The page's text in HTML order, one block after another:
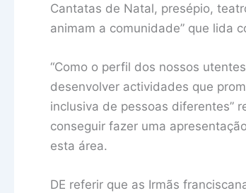
Cantatas de Natal, presépio,
animam a comunidade” que lida
“Como o perfil dos nossos
desenvolver actividades que
inclusiva de pessoas diferentes”
conseguir fazer uma
esta área.
DE referir que as Irmãs